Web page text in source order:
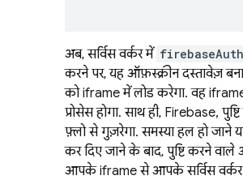
अब, सर्विस वर्कर में
करने पर, यह ऑफ़स्क्रीन दस्तावेज़
को iframe में लोड करेगा. वह
प्रोसेस होगा. साथ ही, Firebase,
फ़्लो से गुज़रेगा. समस्या हल हो जाने
कर दिए जाने के बाद, पुष्टि करने
आपके iframe से आपके सर्विस वर्कर